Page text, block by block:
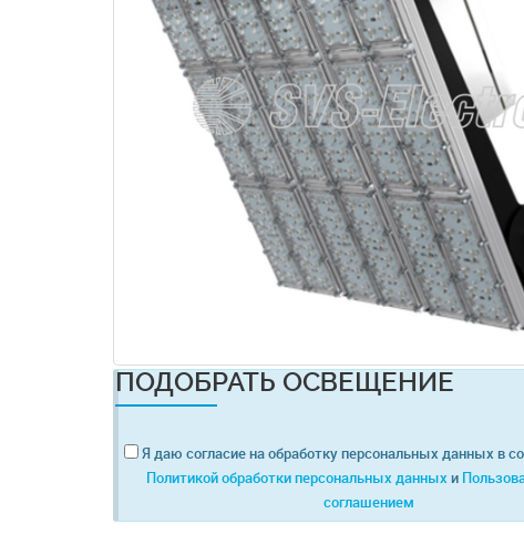
ПОДОБРАТЬ ОСВЕЩЕНИЕ
Я даю согласие на обработку персональных данных в
Политикой обработки персональных данных и
соглашением